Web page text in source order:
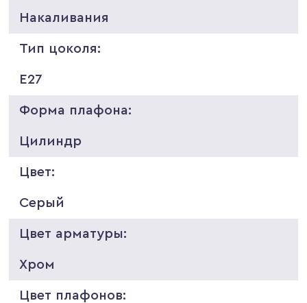
Накаливания
Тип цоколя:
E27
Форма плафона:
Цилиндр
Цвет:
Серый
Цвет арматуры:
Хром
Цвет плафонов: